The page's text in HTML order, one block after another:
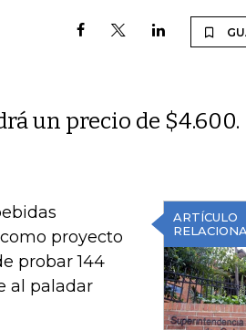
un precio de $4.600.
ARTÍCULO
proyecto
probar 144
al paladar